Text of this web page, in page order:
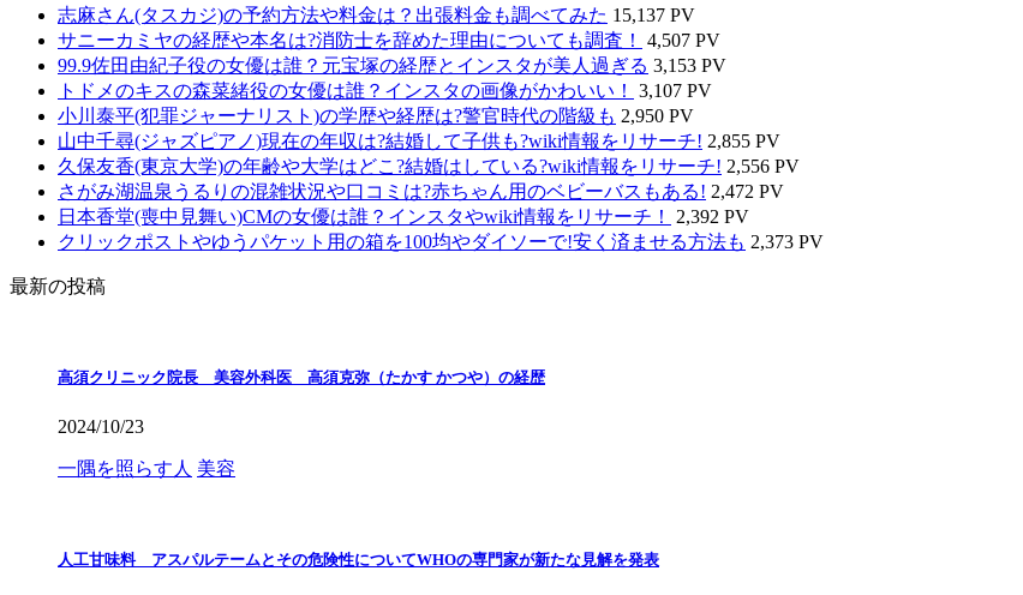
志麻さん(タスカジ)の予約方法や料金は？出張料金も調べてみた 15,137 PV
サニーカミヤの経歴や本名は?消防士を辞めた理由についても調査！
4,507 PV
99.9佐田由紀子役の女優は誰？元宝塚の経歴とインスタが美人過ぎる 3,153 PV
トドメのキスの森菜緒役の女優は誰？インスタの画像がかわいい！
3,107 PV
小川泰平(犯罪ジャーナリスト)の学歴や経歴は?警官時代の階級も 2,950 PV
山中千尋(ジャズピアノ)現在の年収は?結婚して子供も?wiki情報をリサーチ! 2,855 PV
久保友香(東京大学)の年齢や大学はどこ?結婚はしている?wiki情報をリサーチ! 2,556 PV
さがみ湖温泉うるりの混雑状況や口コミは?赤ちゃん用のベビーバスもある! 2,472 PV
日本香堂(喪中見舞い)CMの女優は誰？インスタやwiki情報をリサーチ！
2,392 PV
クリックポストやゆうパケット用の箱を100均やダイソーで!安く済ませる方法も 2,373 PV
最新の投稿
高須クリニック院長 美容外科医 高須克弥（たかす かつや）の経歴
2024/10/23
一隅を照らす人 美容
人工甘味料 アスパルテームとその危険性についてWHOの専門家が新たな見解を発表